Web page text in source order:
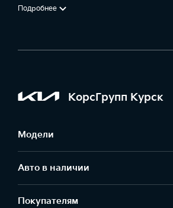
Подробнее
КорсГрупп Курск
Модели
Авто в наличии
Покупателям